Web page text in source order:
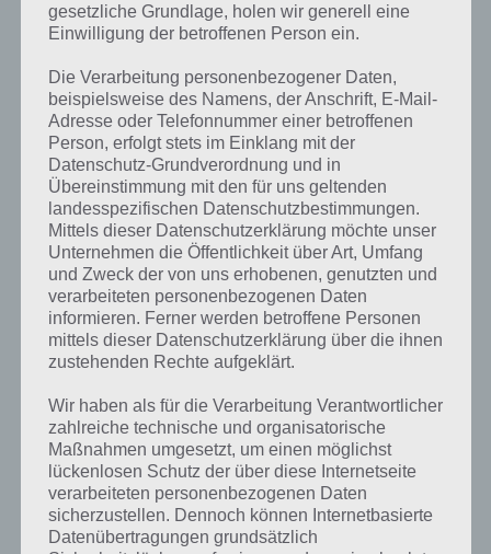
So funktioniert Life of George
Auf den ersten Blick sieht die Verpackung und der Inhalt von LEGO-
Set 21201 „Life of George“ wie ein gewöhnliches LEGO-Set aus, doch
das kleine, schwarz gepunktete Spielbrett und die kleine
Bedienungsanleitung verrät, dass weit mehr in diesem Set
schlummert. Mit einer Suche nach „Life of George“ in Googles
Playstore oder Apples App Store wird man direkt fündig und kann
kostenlos die benötigte App Life of George im Google Play Store
herunterladen:
Der erste Start ist kinderleicht und nur wenige Klicks sind nötig, um
in das erste Level zu gelangen. Auch das Spielprinzip ist nicht nur
einfach, sondern auch genial. Die App gibt dem Spieler ein
bestimmtes Modell vor, das er zu bauen hat. Die Schwierigkeit dabei
ist der verstreichende Countdown auf dem Smartphone-Bildschirm.
Hat der Spieler es geschafft in der vorgegebenen Zeit das Modell zu
bauen, muss er dies auf das Spielbrett legen und mittels Kamera
scannen. Die App überprüft das Ergebnis mit der Vorgabe und bei
Korrektheit gibt es Punkte für die verbliebene Zeit.
gesetzliche Grundlage, holen wir generell eine
Einwilligung der betroffenen Person ein.
Die Verarbeitung personenbezogener Daten,
beispielsweise des Namens, der Anschrift, E-Mail-
Adresse oder Telefonnummer einer betroffenen
Person, erfolgt stets im Einklang mit der
Datenschutz-Grundverordnung und in
Übereinstimmung mit den für uns geltenden
landesspezifischen Datenschutzbestimmungen.
Mittels dieser Datenschutzerklärung möchte unser
Unternehmen die Öffentlichkeit über Art, Umfang
und Zweck der von uns erhobenen, genutzten und
verarbeiteten personenbezogenen Daten
informieren. Ferner werden betroffene Personen
mittels dieser Datenschutzerklärung über die ihnen
zustehenden Rechte aufgeklärt.
Wir haben als für die Verarbeitung Verantwortlicher
zahlreiche technische und organisatorische
Maßnahmen umgesetzt, um einen möglichst
lückenlosen Schutz der über diese Internetseite
verarbeiteten personenbezogenen Daten
sicherzustellen. Dennoch können Internetbasierte
Datenübertragungen grundsätzlich